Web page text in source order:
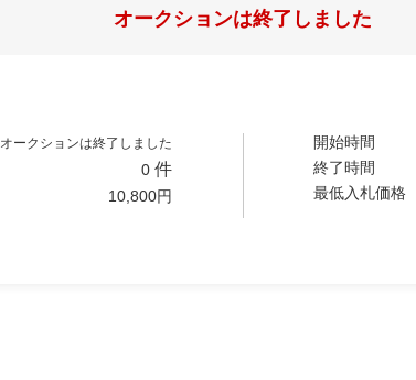
オークションは終了しました
オークションは終了しました
0 件
10,800円
開始時間
終了時間
最低入札価格